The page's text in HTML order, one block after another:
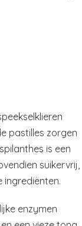
pastilles zorgen
is een
suikervrij,
ingrediënten.
enzymen